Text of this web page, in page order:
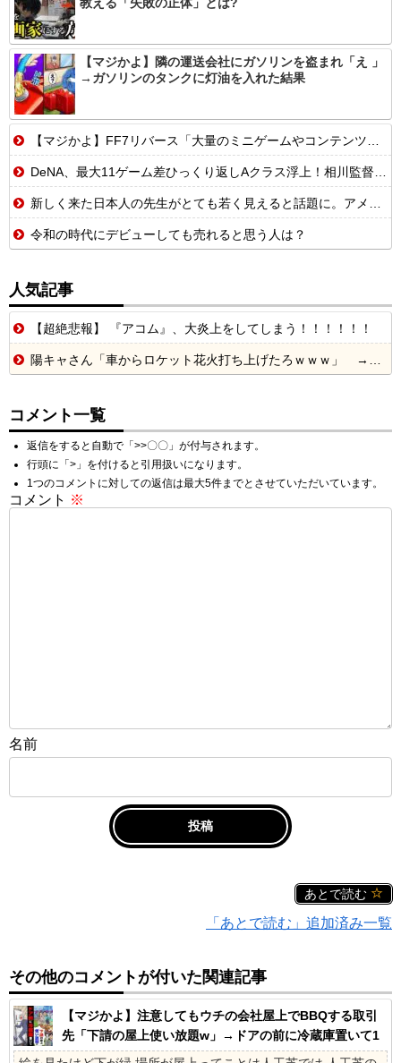
教える「失敗の正体」とは?
【マジかよ】隣の運送会社にガソリンを盗まれ「え 」
→ガソリンのタンクに灯油を入れた結果
【マジかよ】FF7リバース「大量のミニゲームやコンテンツでユーザーが疲れ、ゲームから離れた」と浜口直樹ディレクターが公式インタビューで告白
DeNA、最大11ゲーム差ひっくり返しAクラス浮上！相川監督、笑みがこぼれる
新しく来た日本人の先生がとても若く見えると話題に。アメリカ人から『日本人...
令和の時代にデビューしても売れると思う人は？
人気記事
【超絶悲報】 『アコム』、大炎上をしてしまう！！！！！！
陽キャさん「車からロケット花火打ち上げたろｗｗｗ」 → サンルーフが閉まっていて無事車内に発射
コメント一覧
返信をすると自動で「>>〇〇」が付与されます。
行頭に「>」を付けると引用扱いになります。
1つのコメントに対しての返信は最大5件までとさせていただいています。
コメント ※
名前
あとで読む
「あとで読む」追加済み一覧
その他のコメントが付いた関連記事
【マジかよ】注意してもウチの会社屋上でBBQする取引
先「下請の屋上使い放題w」→ドアの前に冷蔵庫置いて1
ヶ月の社員旅行に